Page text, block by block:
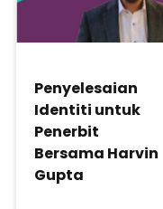
Penyelesaian
Identiti untuk
Penerbit
Bersama Harvin
Gupta